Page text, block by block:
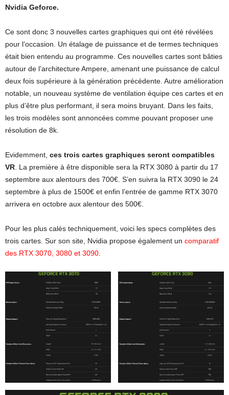
Nvidia Geforce.
Ce sont donc 3 nouvelles cartes graphiques qui ont été révélées
pour l’occasion. Un étalage de puissance et de termes techniques
était bien entendu au programme. Ces nouvelles cartes sont bâties
autour de l’architecture Ampere, amenant une puissance de calcul
deux fois supérieure à la génération précédente. Autre amélioration
notable, un nouveau système de ventilation équipe ces cartes et en
plus d’être plus performant, il sera moins bruyant. Dans les faits,
les trois modèles sont annoncées comme pouvant proposer une
résolution de 8k.
Evidemment, ces trois cartes graphiques seront compatibles
VR. La première à être disponible sera la RTX 3080 à partir du 17
septembre aux alentours des 700€. S’en suivra la RTX 3090 le 24
septembre à plus de 1500€ et enfin l’entrée de gamme RTX 3070
arrivera en octobre aux alentour des 500€.
Pour les plus calés techniquement, voici les specs complètes des
trois cartes. Sur son site, Nvidia propose également un comparatif
des RTX 3070, 3080 et 3090.